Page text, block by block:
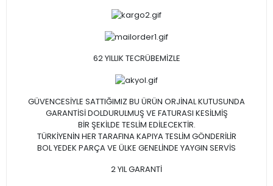
62 YILLIK TECRÜBEMİZLE
GÜVENCESİYLE SATTIĞIMIZ BU ÜRÜN ORJİNAL KUTUSUNDA
GARANTİSİ DOLDURULMUŞ VE FATURASI KESİLMİŞ
BİR ŞEKİLDE TESLİM EDİLECEKTİR.
TÜRKİYENİN HER TARAFINA KAPIYA TESLİM GÖNDERİLİR
BOL YEDEK PARÇA VE ÜLKE GENELİNDE YAYGIN SERVİS
2 YIL GARANTİ